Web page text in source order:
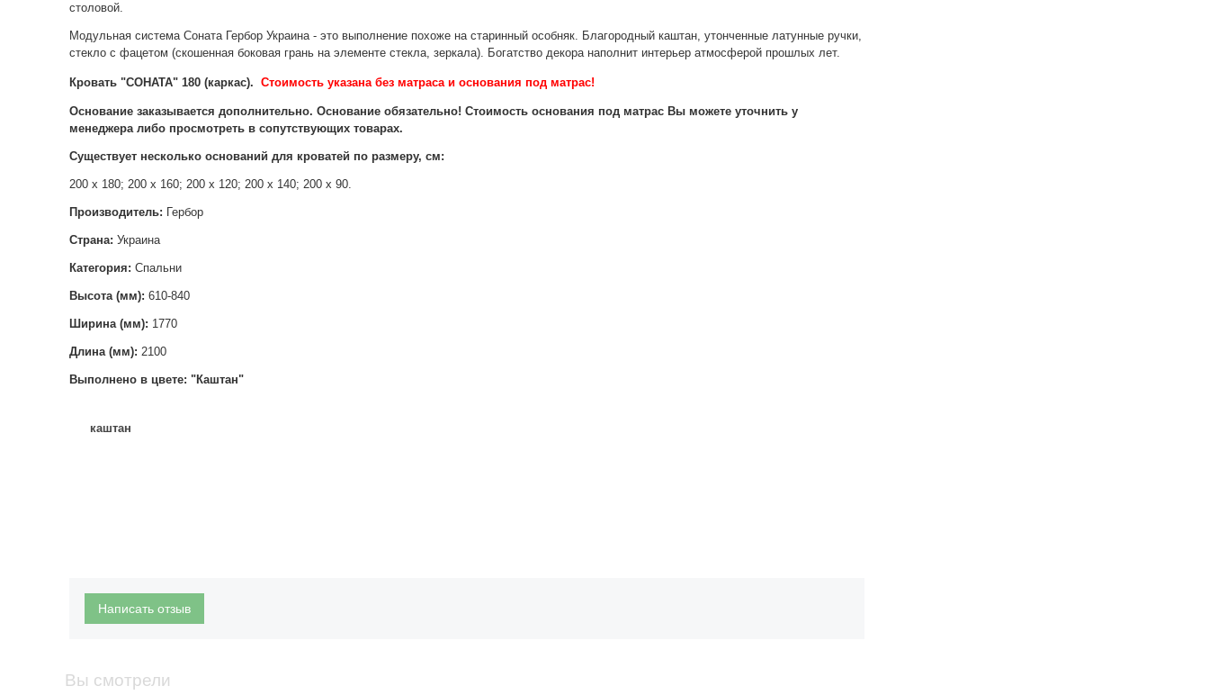
столовой.
Модульная система Соната Гербор Украина - это выполнение похоже на старинный особняк. Благородный каштан, утонченные латунные ручки,
стекло с фацетом (скошенная боковая грань на элементе стекла, зеркала). Богатство декора наполнит интерьер атмосферой прошлых лет.
Кровать "СОНАТА" 180 (каркас). Стоимость указана без матраса и основания под матрас!
Основание заказывается дополнительно. Основание обязательно! Стоимость основания под матрас Вы можете уточнить у
менеджера либо просмотреть в сопутствующих товарах.
Существует несколько оснований для кроватей по размеру, см:
200 х 180; 200 х 160; 200 х 120; 200 х 140; 200 х 90.
Производитель: Гербор
Страна: Украина
Категория: Спальни
Высота (мм): 610-840
Ширина (мм): 1770
Длина (мм): 2100
Выполнено в цвете: "Каштан"
каштан
Написать отзыв
Вы смотрели